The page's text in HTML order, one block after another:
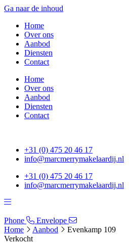
Ga naar de inhoud
Home
Over ons
Aanbod
Diensten
Contact
Home
Over ons
Aanbod
Diensten
Contact
+31 (0) 475 20 46 17
info@marcmerrymakelaardij.nl
+31 (0) 475 20 46 17
info@marcmerrymakelaardij.nl
Phone
Envelope
Home
Aanbod
Evenkamp 109
Verkocht